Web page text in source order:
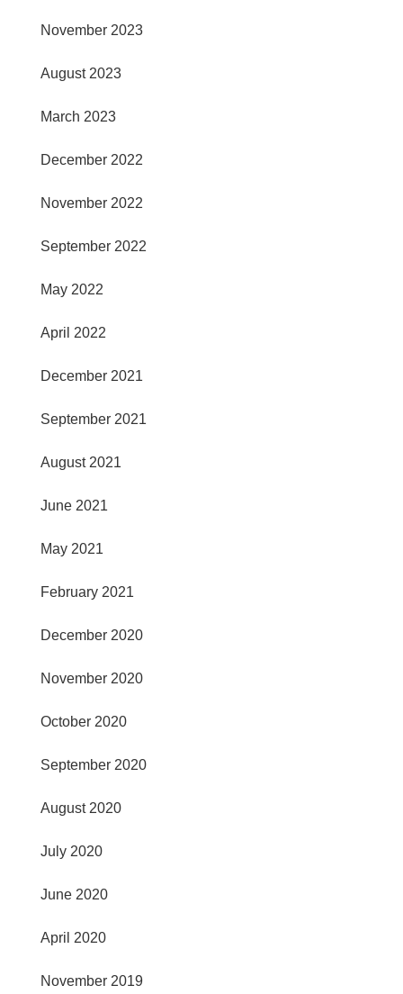
November 2023
August 2023
March 2023
December 2022
November 2022
September 2022
May 2022
April 2022
December 2021
September 2021
August 2021
June 2021
May 2021
February 2021
December 2020
November 2020
October 2020
September 2020
August 2020
July 2020
June 2020
April 2020
November 2019